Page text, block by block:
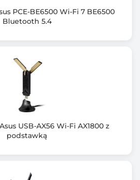
PCE-BE6500 Wi-Fi 7 BE6500
Bluetooth 5.4
USB-AX56 Wi-Fi AX1800 z
podstawką